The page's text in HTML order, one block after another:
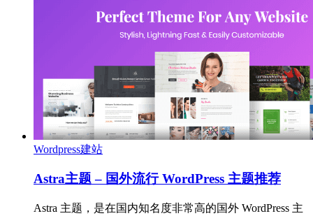
Wordpress建站
Astra主题 – 国外流行 WordPress 主题推荐
Astra 主题，是在国内知名度非常高的国外 WordPress 主